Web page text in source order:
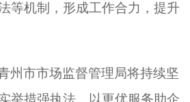
等机制，形成工作合力，提升
州市市场监督管理局将持续坚
举措强执法、以更优服务助企